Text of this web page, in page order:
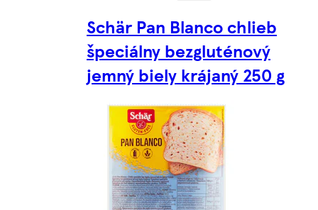
Schär Pan Blanco chlieb
špeciálny bezgluténový
jemný biely krájaný 250 g